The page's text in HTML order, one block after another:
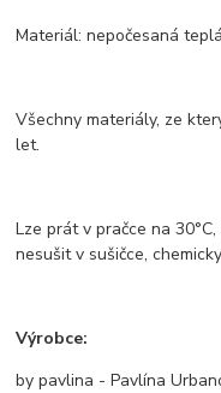
Materiál: nepočesaná
Všechny materiály, ze
let.
Lze prát v pračce na
nesušit v sušičce,
Výrobce:
by pavlina - Pavlína